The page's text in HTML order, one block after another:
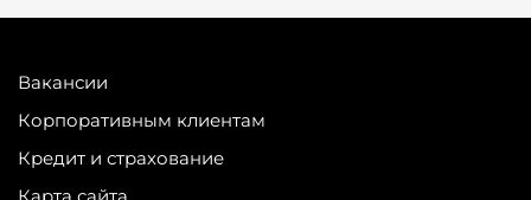
Вакансии
Корпоративным клиентам
Кредит и страхование